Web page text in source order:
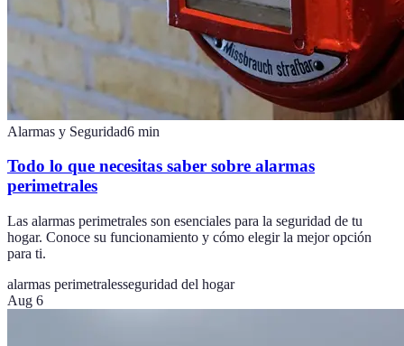
Alarmas y Seguridad6 min
Todo lo que necesitas saber sobre alarmas
perimetrales
Las alarmas perimetrales son esenciales para la seguridad de tu
hogar. Conoce su funcionamiento y cómo elegir la mejor opción
para ti.
alarmas perimetralesseguridad del hogar
Aug 6